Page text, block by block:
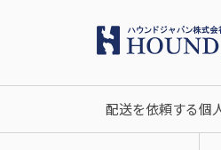
配送を依頼する個